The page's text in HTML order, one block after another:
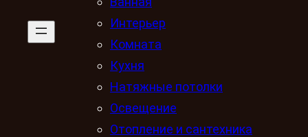
Интерьер
Комната
Кухня
Натяжные потолки
Освещение
Отопление и сантехника